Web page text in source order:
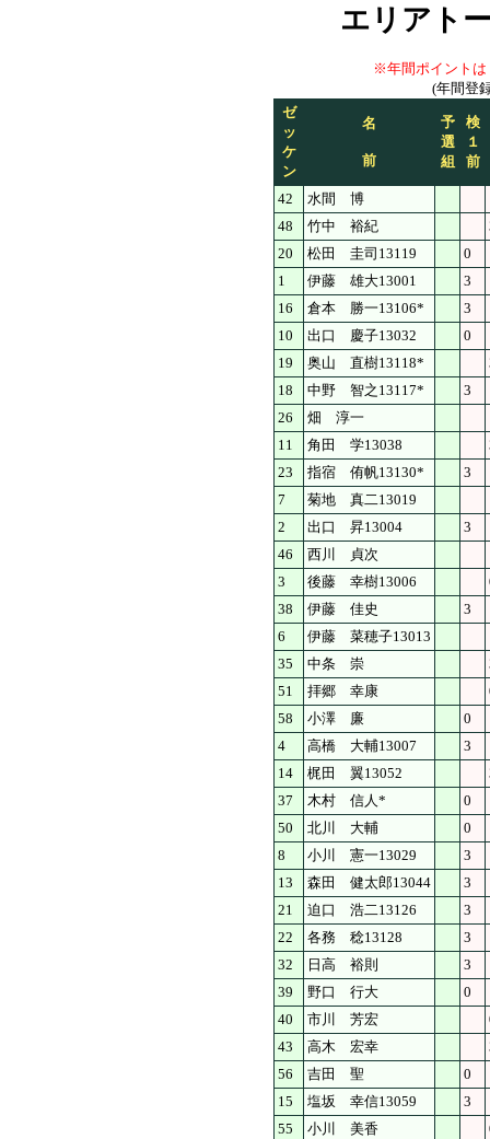
エリアト
※年間ポイントは
(年間登
ゼ
ッ
ケ
ン
名
前
予
選
組
検
１
前
42 水間 博
48
竹中 裕紀
20
松田 圭司13119
0
1
伊藤 雄大13001
3
16
倉本 勝一13106*
3
10
出口 慶子13032
0
19
奥山 直樹13118*
18
中野 智之13117*
3
26
畑 淳一
11
角田 学13038
23
指宿 侑帆13130*
3
7
菊地 真二13019
2
出口 昇13004
3
46
西川 貞次
3
後藤 幸樹13006
38
伊藤 佳史
3
6
伊藤 菜穂子13013
35
中条 崇
51
拝郷 幸康
58
小澤 廉
0
4
高橋 大輔13007
3
14
梶田 翼13052
37
木村 信人*
0
50
北川 大輔
0
8
小川 憲一13029
3
13
森田 健太郎13044
3
21
迫口 浩二13126
3
22
各務 稔13128
3
32
日高 裕則
3
39
野口 行大
0
40
市川 芳宏
43
高木 宏幸
56
吉田 聖
0
15
塩坂 幸信13059
3
55
小川 美香